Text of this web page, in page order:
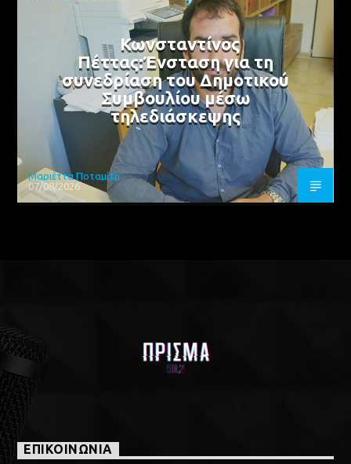
Κωνσταντίνος
Πέττας:Ένσταση για τη
συνεδρίαση του Δημοτικού
Συμβουλίου μέσω
τηλεδιάσκεψης
Μαριέττα Ποταμίτη
07/08/2026
ΕΠΙΚΟΙΝΩΝΙΑ